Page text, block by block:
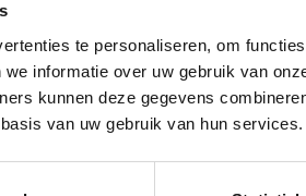
te personaliseren, om
informatie over uw gebruik van
kunnen deze gegevens
van uw gebruik van hun services.